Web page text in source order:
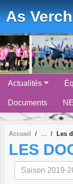
As
Actualités
Documents
Accueil Les
LES